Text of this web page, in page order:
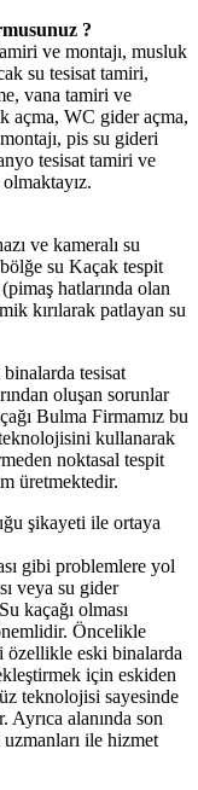
?
ve montajı, musluk
su tesisat tamiri,
vana tamiri ve
açma, WC gider açma,
pis su gideri
tesisat tamiri ve
ve kameralı su
bölğe su Kaçak tespit
hatlarında olan
kırılarak patlayan su
tesisat
oluşan sorunlar
Bulma Firmamız bu
kullanarak
noktasal tespit
üretmektedir.
şikayeti ile ortaya
gibi problemlere yol
veya su gider
kaçağı olması
Öncelikle
özellikle eski binalarda
için eskiden
teknolojisi sayesinde
alanında son
ile hizmet